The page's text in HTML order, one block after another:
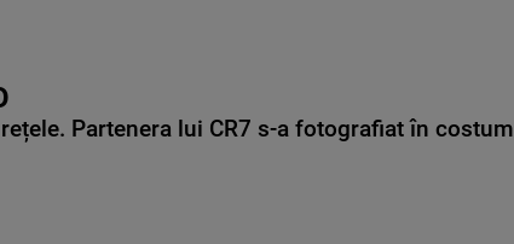
Partenera lui CR7 s-a fotografiat în costum